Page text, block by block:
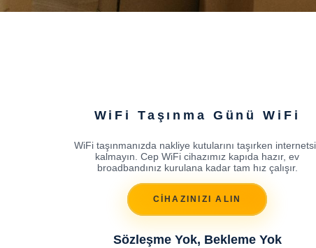
WiFi Taşınma Günü WiFi
WiFi taşınmanızda nakliye kutularını taşırken
kalmayın. Cep WiFi cihazımız kapıda hazır, ev
broadbandınız kurulana kadar tam hız çalışır.
CİHAZINIZI ALIN
Sözleşme Yok, Bekleme Yok